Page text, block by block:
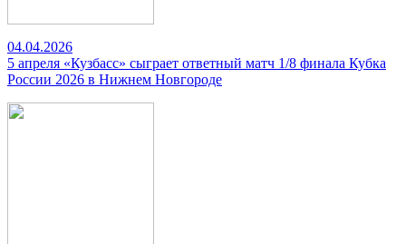
04.04.2026
5 апреля «Кузбасс» сыграет ответный матч 1/8 финала Кубка
России 2026 в Нижнем Новгороде